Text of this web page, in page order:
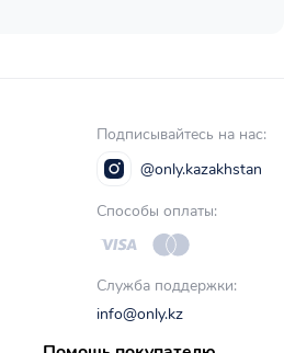
Подписывайтесь на нас:
@only.kazakhstan
Способы оплаты:
Служба поддержки:
info@only.kz